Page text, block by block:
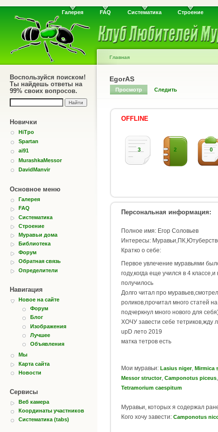
Галерея FAQ Систематика Строение
Воспользуйся поиском!
Ты найдешь ответы на
99% своих вопросов.
Новички
HiTpo
Spartan
ai91
MurashkaMessor
DavidManvir
Основное меню
Галерея
FAQ
Систематика
Строение
Муравьи дома
Библиотека
Форум
Обратная связь
Определители
Навигация
Новое на сайте
Форум
Блог
Изображения
Лучшее
Объявления
Мы
Карта сайта
Новости
Сервисы
Веб камера
Координаты участников
Систематика (tabs)
Главная
EgorAS
Просмотр Следить
OFFLINE
3 2 0
Персональная информация:
Полное имя: Егор Соловьев
Интересы:
Кратко о себе:
Первое увлечение муравьями
году,когда еще учился в 4
получилось
Долго читал про
роликов,прочитал много статей
подчеркнул много нового для
ХОЧУ завести себе тетриков,жду
upD лето 2019
матка тетров есть
Мои муравьи: Lasius niger, Mirmica
Messor structor, Camponotus piceus
Tetramorium caespitum
Муравьи, которых я содержал
Кого хочу завести: Camponotus